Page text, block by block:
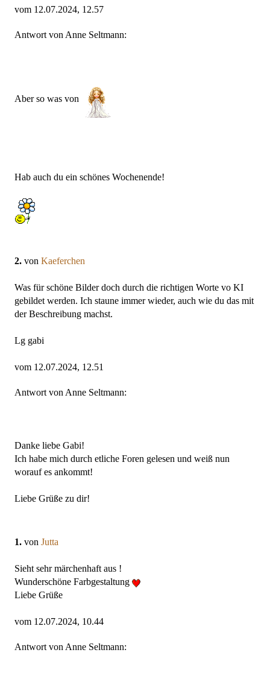
vom 12.07.2024, 12.57
Antwort von Anne Seltmann:
Aber so was von
Hab auch du ein schönes Wochenende!
2. von Kaeferchen
Was für schöne Bilder doch durch die richtigen Worte vo KI
gebildet werden. Ich staune immer wieder, auch wie du das mit
der Beschreibung machst.
Lg gabi
vom 12.07.2024, 12.51
Antwort von Anne Seltmann:
Danke liebe Gabi!
Ich habe mich durch etliche Foren gelesen und weiß nun
worauf es ankommt!
Liebe Grüße zu dir!
1. von Jutta
Sieht sehr märchenhaft aus !
Wunderschöne Farbgestaltung
Liebe Grüße
vom 12.07.2024, 10.44
Antwort von Anne Seltmann: